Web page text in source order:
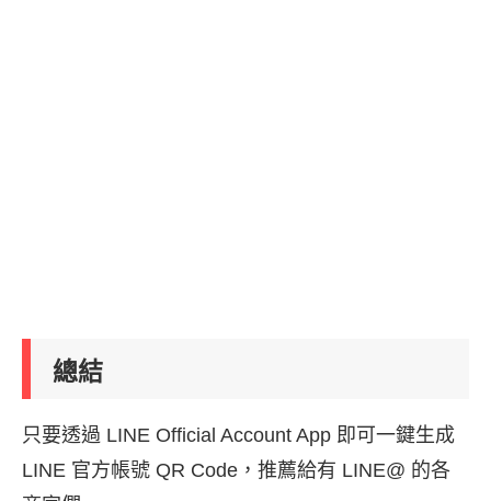
總結
只要透過 LINE Official Account App 即可一鍵生成
LINE 官方帳號 QR Code，推薦給有 LINE@ 的各